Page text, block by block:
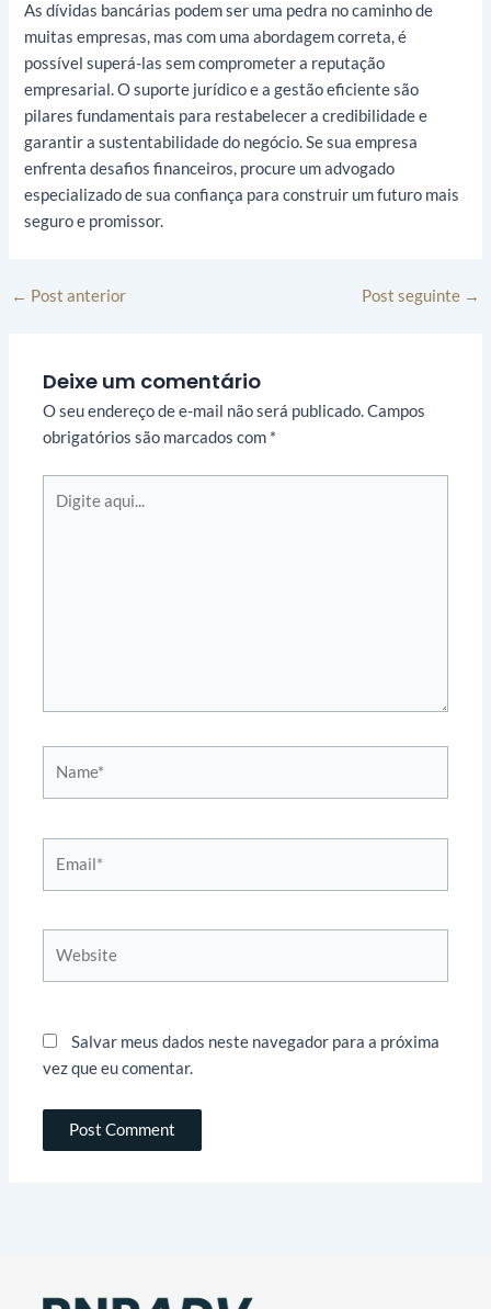
As dívidas bancárias podem ser uma pedra no caminho de
muitas empresas, mas com uma abordagem correta, é
possível superá-las sem comprometer a reputação
empresarial. O suporte jurídico e a gestão eficiente são
pilares fundamentais para restabelecer a credibilidade e
garantir a sustentabilidade do negócio. Se sua empresa
enfrenta desafios financeiros, procure um advogado
especializado de sua confiança para construir um futuro mais
seguro e promissor.
← Post anterior Post seguinte →
Deixe um comentário
O seu endereço de e-mail não será publicado.Campos
obrigatórios são marcados com *
aqui...
Salvar meus dados neste navegador para a próxima
vez que eu comentar.